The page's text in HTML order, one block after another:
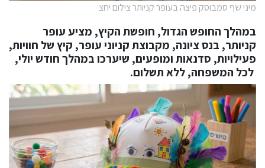
מיני שף סמבוסק פיצה בעופר קניותר צילום יחצ
במהלך החופש הגדול, חופשת הקיץ, מציעעופר
קניותר, בנס ציונה, מקבוצת קניוני עופר, קיץ של חוויות,
פעילויות, סדנאות ומופעים, שיערכו במהלך חודש יולי,
לכל המשפחה, ללא תשלום.